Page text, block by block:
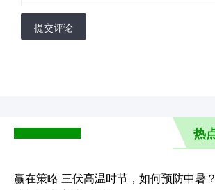
提交评论
热
赢在策略 三伏高温时节，如何预防中暑